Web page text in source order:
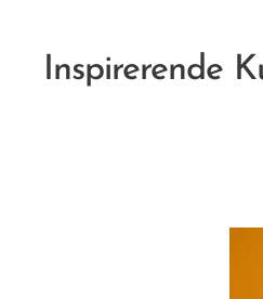
Inspirerende